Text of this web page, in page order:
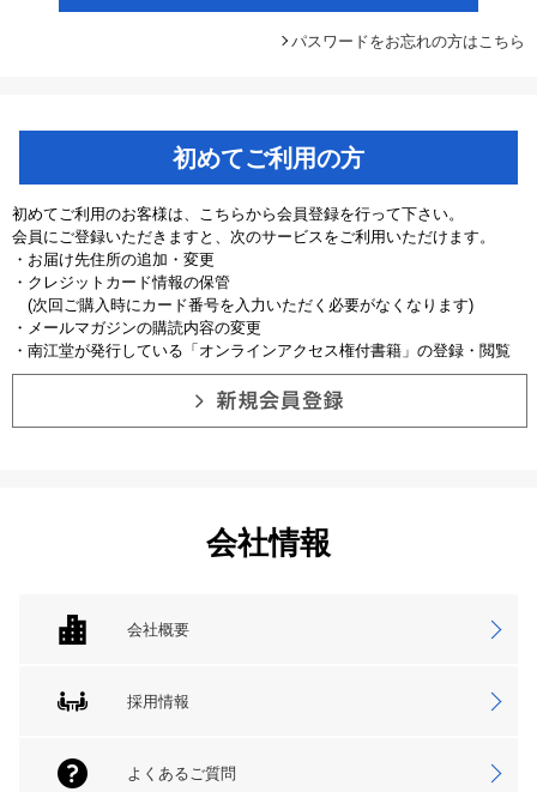
パスワードをお忘れの方はこちら
初めてご利用の方
初めてご利用のお客様は、こちらから会員登録を行って下さい。
会員にご登録いただきますと、次のサービスをご利用いただけます。
・お届け先住所の追加・変更
・クレジットカード情報の保管
(次回ご購入時にカード番号を入力いただく必要がなくなります)
・メールマガジンの購読内容の変更
・南江堂が発行している「オンラインアクセス権付書籍」の登録・閲覧
会社情報
会社概要
採用情報
よくあるご質問